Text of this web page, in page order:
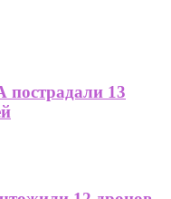
пострадали 13